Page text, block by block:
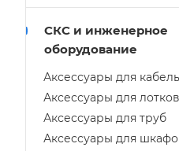
СКС и инженерное
оборудование
Аксессуары для
Аксессуары для лотков
Аксессуары для труб
Аксессуары для